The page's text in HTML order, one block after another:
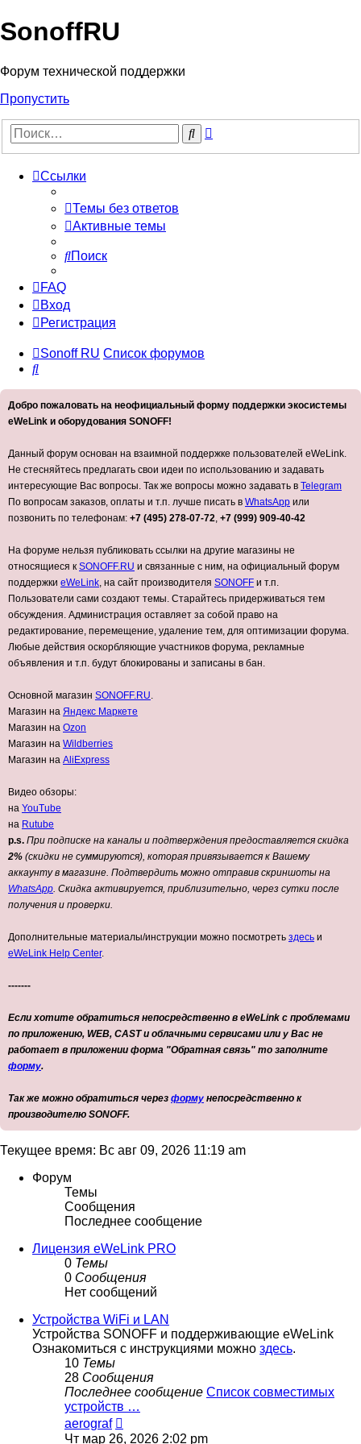
SonoffRU
Форум технической поддержки
Пропустить
Поиск
Ссылки
Темы без ответов
Активные темы
Поиск
FAQ
Вход
Регистрация
Sonoff RU Список форумов
Поиск
Добро пожаловать на неофициальный форму поддержки экосистемы
eWeLink и оборудования SONOFF!
Данный форум основан на взаимной поддержке пользователей eWeLink.
Не стесняйтесь предлагать свои идеи по использованию и задавать
интересующие Вас вопросы. Так же вопросы можно задавать в Telegram
По вопросам заказов, оплаты и т.п. лучше писать в WhatsApp или
позвонить по телефонам: +7 (495) 278-07-72, +7 (999) 909-40-42
На форуме нельзя публиковать ссылки на другие магазины не
относящиеся к SONOFF.RU и связанные с ним, на официальный форум
поддержки eWeLink, на сайт производителя SONOFF и т.п.
Пользователи сами создают темы. Старайтесь придерживаться тем
обсуждения. Администрация оставляет за собой право на
редактирование, перемещение, удаление тем, для оптимизации форума.
Любые действия оскорбляющие участников форума, рекламные
объявления и т.п. будут блокированы и записаны в бан.
Основной магазин SONOFF.RU.
Магазин на Яндекс Маркете
Магазин на Ozon
Магазин на Wildberries
Магазин на AliExpress
Видео обзоры:
на YouTube
на Rutube
p.s. При подписке на каналы и подтверждения предоставляется скидка
2% (скидки не суммируются), которая привязывается к Вашему
аккаунту в магазине. Подтвердить можно отправив скриншоты на
WhatsApp. Скидка активируется, приблизительно, через сутки после
получения и проверки.
Дополнительные материалы/инструкции можно посмотреть здесь и
eWeLink Help Center.
-------
Если хотите обратиться непосредственно в eWeLink с проблемами
по приложению, WEB, CAST и облачными сервисами или у Вас не
работает в приложении форма "Обратная связь" то заполните
форму.
Так же можно обратиться через форму непосредственно к
производителю SONOFF.
Текущее время: Вс авг 09, 2026 11:19 am
Форум
Темы
Сообщения
Последнее сообщение
Лицензия eWeLink PRO
0 Темы
0 Сообщения
Нет сообщений
Устройства WiFi и LAN
Устройства SONOFF и поддерживающие eWeLink
Ознакомиться с инструкциями можно здесь.
10 Темы
28 Сообщения
Последнее сообщение Список совместимых
устройств …
aerograf
Чт мар 26, 2026 2:02 pm